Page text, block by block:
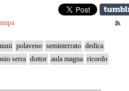
polaveno seminterrato dedica
serra dottor aula magna ricordo